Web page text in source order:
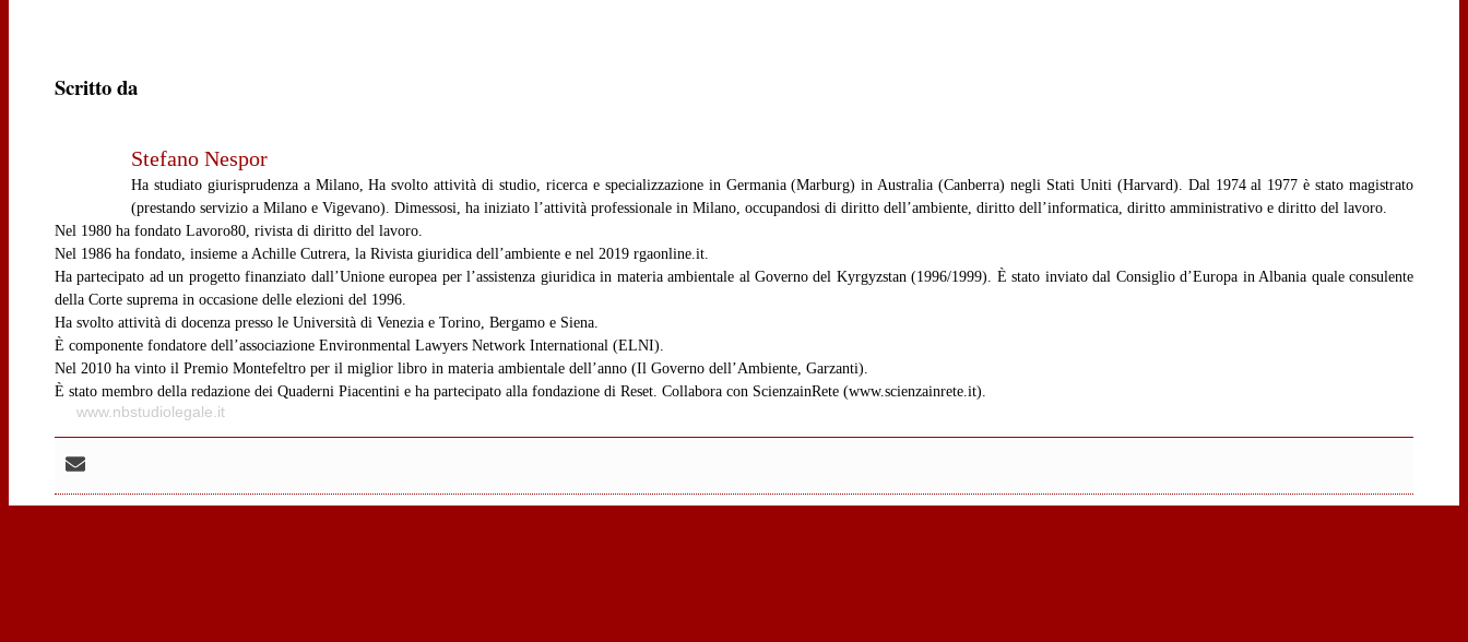
Scritto da
Stefano Nespor
Ha studiato giurisprudenza a Milano, Ha svolto attività di studio, ricerca e specializzazione in Germania (Marburg) in Australia (Canberra) negli Stati Uniti (Harvard). Dal 1974 al 1977 è stato magistrato
(prestando servizio a Milano e Vigevano). Dimessosi, ha iniziato l’attività professionale in Milano, occupandosi di diritto dell’ambiente, diritto dell’informatica, diritto amministrativo e diritto del lavoro.
Nel 1980 ha fondato Lavoro80, rivista di diritto del lavoro.
Nel 1986 ha fondato, insieme a Achille Cutrera, la Rivista giuridica dell’ambiente e nel 2019 rgaonline.it.
Ha partecipato ad un progetto finanziato dall’Unione europea per l’assistenza giuridica in materia ambientale al Governo del Kyrgyzstan (1996/1999). È stato inviato dal Consiglio d’Europa in Albania quale consulente
della Corte suprema in occasione delle elezioni del 1996.
Ha svolto attività di docenza presso le Università di Venezia e Torino, Bergamo e Siena.
È componente fondatore dell’associazione Environmental Lawyers Network International (ELNI).
Nel 2010 ha vinto il Premio Montefeltro per il miglior libro in materia ambientale dell’anno (Il Governo dell’Ambiente, Garzanti).
È stato membro della redazione dei Quaderni Piacentini e ha partecipato alla fondazione di Reset. Collabora con ScienzainRete (www.scienzainrete.it).
www.nbstudiolegale.it